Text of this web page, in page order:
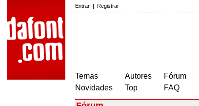
Entrar | Registrar
Temas
Novidades
Autores
Top
Fórum
FAQ